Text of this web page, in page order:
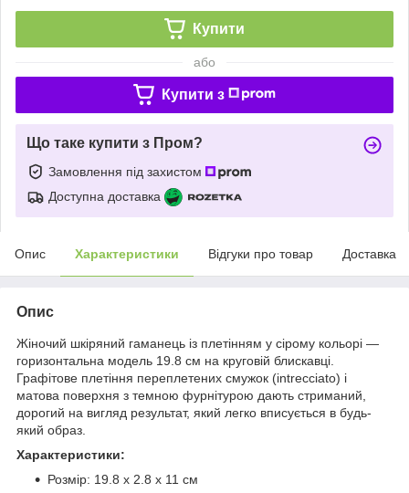
Купити
або
Купити з
Що таке купити з Пром?
Замовлення під захистом
Доступна доставка
Опис Характеристики Відгуки про товар Доставка
Опис
Жіночий шкіряний гаманець із плетінням у сірому кольорі —
горизонтальна модель 19.8 см на круговій блискавці.
Графітове плетіння переплетених смужок (intrecciato) і
матова поверхня з темною фурнітурою дають стриманий,
дорогий на вигляд результат, який легко вписується в будь-
який образ.
Характеристики:
Розмір: 19.8 x 2.8 x 11 см